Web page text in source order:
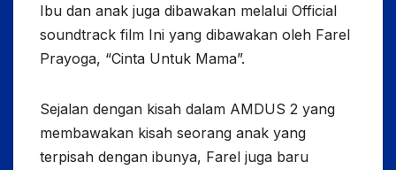
Ibu dan anak juga dibawakan melalui Official
soundtrack film Ini yang dibawakan oleh Farel
Prayoga, “Cinta Untuk Mama”.
Sejalan dengan kisah dalam AMDUS 2 yang
membawakan kisah seorang anak yang
terpisah dengan ibunya, Farel juga baru